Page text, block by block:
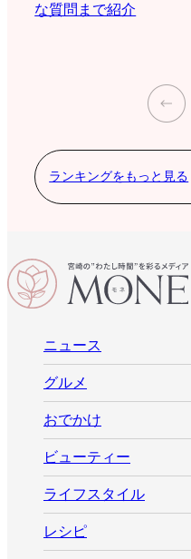
な質問まで紹介
ランキングをもっと見る
ニュース
グルメ
おでかけ
ビューティー
ライフスタイル
レシピ